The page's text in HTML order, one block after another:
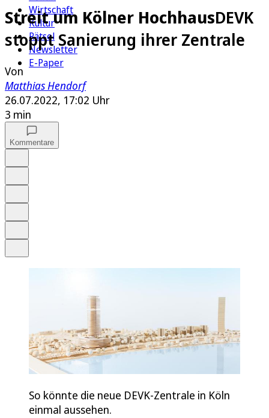
Wirtschaft
Kultur
Rätsel
Newsletter
E-Paper
Streit um Kölner HochhausDEVK
stoppt Sanierung ihrer Zentrale
Von
Matthias Hendorf
26.07.2022, 17:02 Uhr
3 min
Kommentare
So könnte die neue DEVK-Zentrale in Köln
einmal aussehen.